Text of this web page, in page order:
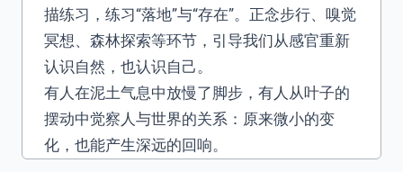
描练习，练习“落地”与“存在”。正念步行、嗅觉
冥想、森林探索等环节，引导我们从感官重新
认识自然，也认识自己。
有人在泥土气息中放慢了脚步，有人从叶子的
摆动中觉察人与世界的关系：原来微小的变
化，也能产生深远的回响。